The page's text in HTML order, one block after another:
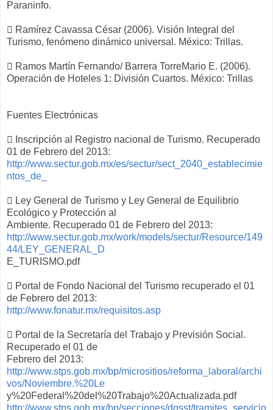
Paraninfo.
 Ramírez Cavassa César (2006). Visión Integral del
Turismo, fenómeno dinámico universal. México: Trillas.
 Ramos Martín Fernando/ Barrera TorreMario E. (2006).
Operación de Hoteles 1: División Cuartos. México: Trillas
Fuentes Electrónicas
 Inscripción al Registro nacional de Turismo. Recuperado
01 de Febrero del 2013:
http://www.sectur.gob.mx/es/sectur/sect_2040_establecimie
ntos_de_
 Ley General de Turismo y Ley General de Equilibrio
Ecológico y Protección al
Ambiente. Recuperado 01 de Febrero del 2013:
http://www.sectur.gob.mx/work/models/sectur/Resource/149
44/LEY_GENERAL_D
E_TURISMO.pdf
 Portal de Fondo Nacional del Turismo recuperado el 01
de Febrero del 2013:
http://www.fonatur.mx/requisitos.asp
 Portal de la Secretaría del Trabajo y Previsión Social.
Recuperado el 01 de
Febrero del 2013:
http://www.stps.gob.mx/bp/micrositios/reforma_laboral/archi
vos/Noviembre.%20Le
y%20Federal%20del%20Trabajo%20Actualizada.pdf
http://www.stps.gob.mx/bp/secciones/dgsst/tramites_servicio